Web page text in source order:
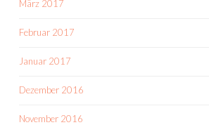
März 2017
Februar 2017
Januar 2017
Dezember 2016
November 2016